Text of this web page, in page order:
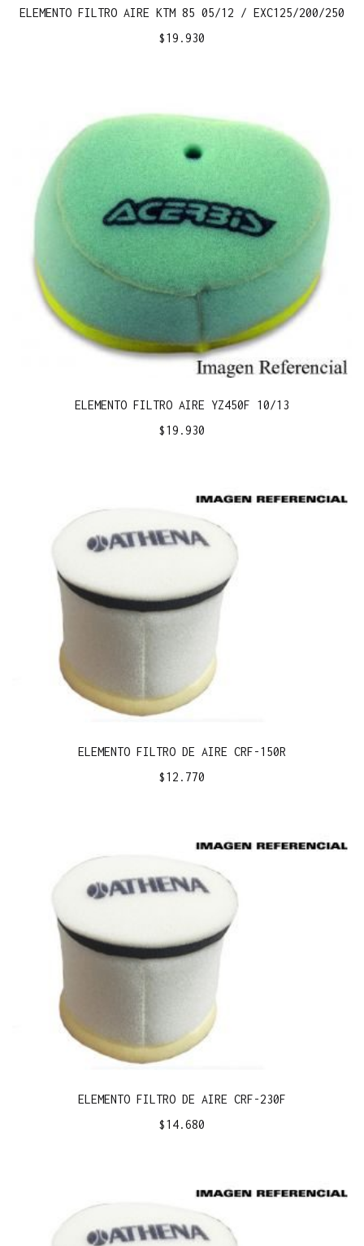
ELEMENTO FILTRO AIRE KTM 85 05/12 / EXC125/200/250
$19.930
ELEMENTO FILTRO AIRE YZ450F 10/13
$19.930
ELEMENTO FILTRO DE AIRE CRF-150R
$12.770
ELEMENTO FILTRO DE AIRE CRF-230F
$14.680